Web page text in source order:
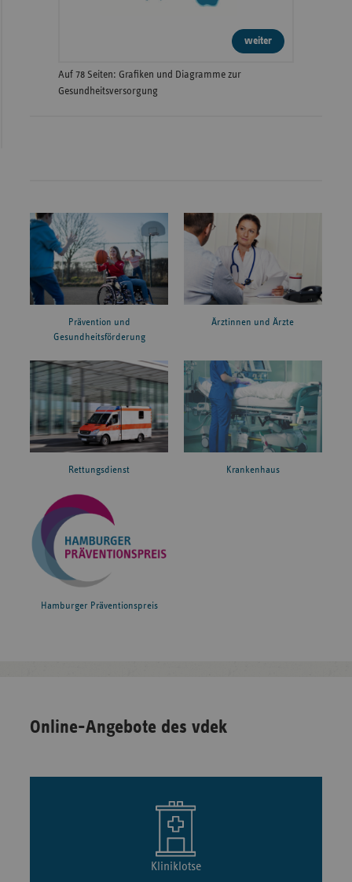
weiter
Auf 78 Seiten: Grafiken und Diagramme zur
Gesundheitsversorgung
Prävention und
Gesundheitsförderung
Ärztinnen und Ärzte
Rettungsdienst Krankenhaus
Hamburger Präventionspreis
Online-Angebote des vdek
Kliniklotse